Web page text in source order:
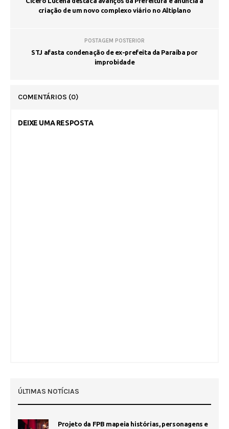
criação de um novo complexo viário no Altiplano
POSTAGEM POSTERIOR
STJ afasta condenação de ex-prefeita da Paraíba por
improbidade
COMENTÁRIOS (0)
DEIXE UMA RESPOSTA
ÚLTIMAS NOTÍCIAS
Projeto da FPB mapeia histórias, personagens e